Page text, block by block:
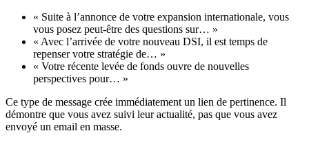
« Suite à l’annonce de votre expansion internationale, vous
vous posez peut-être des questions sur… »
« Avec l’arrivée de votre nouveau DSI, il est temps de
repenser votre stratégie de… »
« Votre récente levée de fonds ouvre de nouvelles
perspectives pour… »
Ce type de message crée immédiatement un lien de pertinence. Il
démontre que vous avez suivi leur actualité, pas que vous avez
envoyé un email en masse.